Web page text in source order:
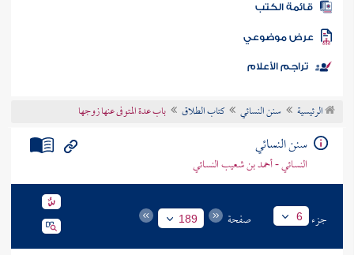
المكتبة
الكتب
موضوعي
تراجم الأعلام
الرئيسية سنن النسائي كتاب الطلاق باب عدة المتوفى عنها زوجها
سنن النسائي
النسائي - أحمد بن شعيب النسائي
جزء 6 صفحة 189